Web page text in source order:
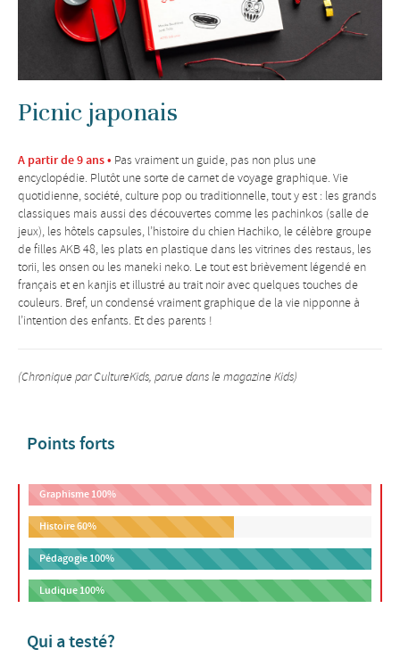
Picnic japonais
A partir de 9 ans • Pas vraiment un guide, pas non plus une
encyclopédie. Plutôt une sorte de carnet de voyage graphique. Vie
quotidienne, société, culture pop ou traditionnelle, tout y est : les grands
classiques mais aussi des découvertes comme les pachinkos (salle de
jeux), les hôtels capsules, l’histoire du chien Hachiko, le célèbre groupe
de filles AKB 48, les plats en plastique dans les vitrines des restaus, les
torii, les onsen ou les maneki neko. Le tout est brièvement légendé en
français et en kanjis et illustré au trait noir avec quelques touches de
couleurs. Bref, un condensé vraiment graphique de la vie nipponne à
l’intention des enfants. Et des parents !
(Chronique par CultureKids, parue dans le magazine Kids)
Points forts
Graphisme100%
Histoire60%
Pédagogie100%
Ludique100%
Qui a testé?